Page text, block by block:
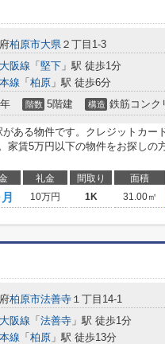
柏原市大県 ２丁目1-3
阪線 「 堅下 」駅 徒歩1分
線 「 柏原 」駅 徒歩6分
階数 5階建 構造 鉄筋コンク
がある物件です。クレジットカー
家賃5万円以下の物件をお探しの
礼金 間取り 面積
10万円 1K 31.00㎡
柏原市法善寺 １丁目14-1
阪線 「 法善寺 」駅 徒歩1分
線 「 柏原 」駅 徒歩13分